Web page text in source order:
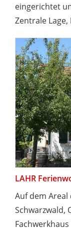
eingerichtet
Zentrale
LAHR
Auf dem
Schwarzwald,